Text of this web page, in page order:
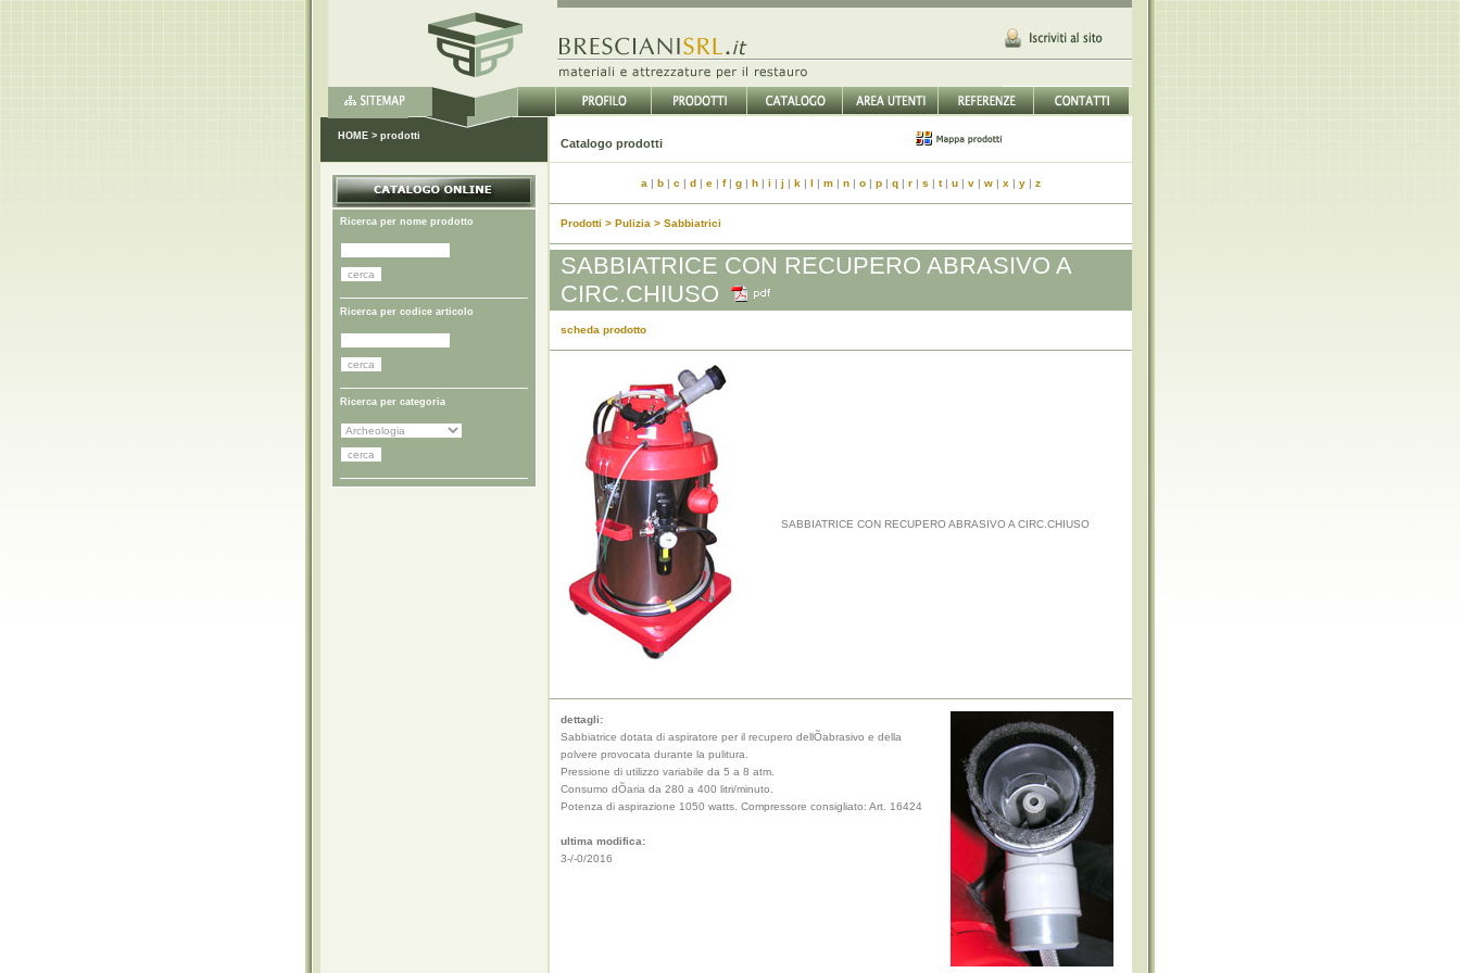
HOME > prodotti
Catalogo prodotti
Ricerca per nome prodotto
Ricerca per codice articolo
Ricerca per categoria
a | b | c | d | e | f| g | h | i | j | k | l | m | n | o | p | q | r | s | t| u | v | w | x | y | z
Prodotti > Pulizia > Sabbiatrici
SABBIATRICE CON RECUPERO ABRASIVO A
CIRC.CHIUSO
scheda prodotto
SABBIATRICE CON RECUPERO ABRASIVO A CIRC.CHIUSO
dettagli:
Sabbiatrice dotata di aspiratore per il recupero dellÕabrasivo e della
polvere provocata durante la pulitura.
Pressione di utilizzo variabile da 5 a 8 atm.
Consumo dÕaria da 280 a 400 litri/minuto.
Potenza di aspirazione 1050 watts. Compressore consigliato: Art. 16424
ultima modifica:
3-/-0/2016